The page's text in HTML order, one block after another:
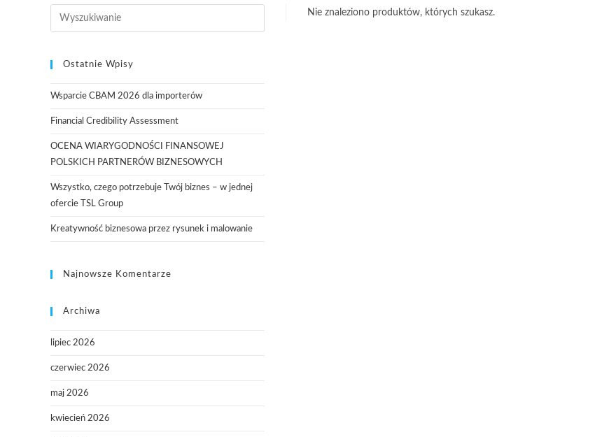
Nie znaleziono produktów, których szukasz.
Ostatnie Wpisy
Wsparcie CBAM 2026 dla importerów
Financial Credibility Assessment
OCENA WIARYGODNOŚCI FINANSOWEJ
POLSKICH PARTNERÓW BIZNESOWYCH
Wszystko, czego potrzebuje Twój biznes – w jednej
ofercie TSL Group
Kreatywność biznesowa przez rysunek i malowanie
Najnowsze Komentarze
Archiwa
lipiec 2026
czerwiec 2026
maj 2026
kwiecień 2026